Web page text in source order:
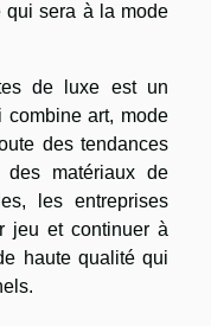
qui sera à la mode
de luxe est un
combine art, mode
des tendances
des matériaux de
les entreprises
jeu et continuer à
haute qualité qui